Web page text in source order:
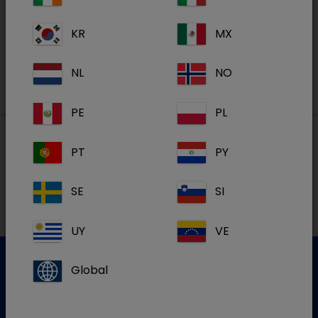
S'inscrire
Nos adresses
KR MX
NL NO
PE PL
PT PY
SE SI
UY VE
Global